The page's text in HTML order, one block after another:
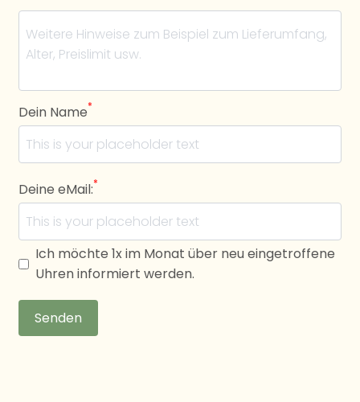
Dein Name*
Deine eMail:*
Ich möchte 1x im Monat über neu eingetroffene
Uhren informiert werden.
Senden